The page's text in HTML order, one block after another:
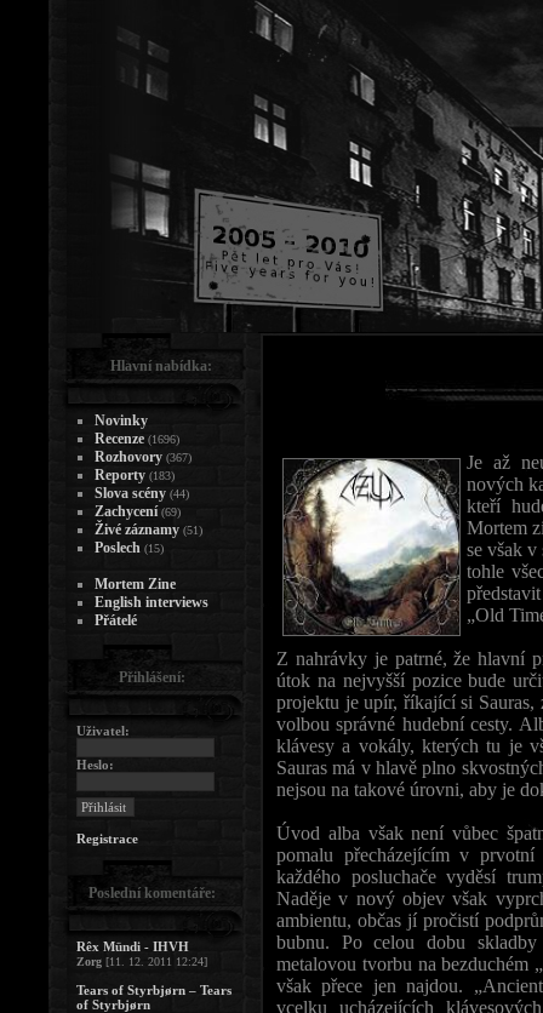
Je až
nových
kteří
Mortem
se však
tohle
„Old
Z nahrávky je patrné, že hlavní
útok na nejvyšší pozice bude
projektu je upír, říkající si Sauras,
volbou správné hudební cesty.
klávesy a vokály, kterých tu je
Sauras má v hlavě plno
nejsou na takové úrovni, aby je
Úvod alba však není vůbec
pomalu přecházejícím v
každého posluchače vyděsí
Naděje v nový objev však
ambientu, občas jí pročistí
bubnu. Po celou dobu
metalovou tvorbu na bezduchém
však přece jen najdou.
vcelku ucházejících
Hlavní nabídka:
Novinky
Recenze (1696)
Rozhovory (367)
Reporty (183)
Slova scény (44)
Zachycení (69)
Živé záznamy (51)
Poslech (15)
Mortem Zine
English interviews
Přátelé
Přihlášení:
Uživatel:
Heslo:
Registrace
Poslední komentáře:
Rêx Mündi - IHVH
Zorg [11. 12. 2011 12:24]
Tears of Styrbjørn – Tears
of Styrbjørn